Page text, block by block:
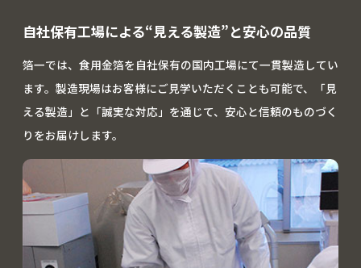
自社保有工場による“見える製造”と安心の品質
箔一では、食用金箔を自社保有の国内工場にて一貫製造してい
ます。製造現場はお客様にご見学いただくことも可能で、「見
える製造」と「誠実な対応」を通じて、安心と信頼のものづく
りをお届けします。